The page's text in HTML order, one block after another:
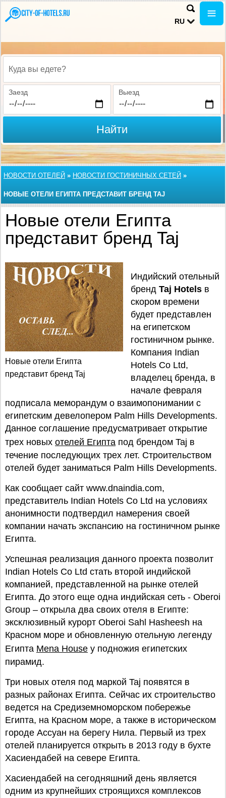
RU
Куда вы едете?
Заезд Выезд
Найти
НОВОСТИ ОТЕЛЕЙ » НОВОСТИ ГОСТИНИЧНЫХ СЕТЕЙ »
НОВЫЕ ОТЕЛИ ЕГИПТА ПРЕДСТАВИТ БРЕНД TAJ
Новые отели Египта
представит бренд Taj
Новые отели Египта
представит бренд Taj
Индийский отельный
бренд Taj Hotels в
скором времени
будет представлен
на египетском
гостиничном рынке.
Компания Indian
Hotels Co Ltd,
владелец бренда, в
начале февраля
подписала меморандум о взаимопонимании с
египетским девелопером Palm Hills Developments.
Данное соглашение предусматривает открытие
трех новых отелей Египта под брендом Taj в
течение последующих трех лет. Строительством
отелей будет заниматься Palm Hills Developments.
Как сообщает сайт www.dnaindia.com,
представитель Indian Hotels Co Ltd на условиях
анонимности подтвердил намерения своей
компании начать экспансию на гостиничном рынке
Египта.
Успешная реализация данного проекта позволит
Indian Hotels Co Ltd стать второй индийской
компанией, представленной на рынке отелей
Египта. До этого еще одна индийская сеть - Oberoi
Group – открыла два своих отеля в Египте:
эксклюзивный курорт Oberoi Sahl Hasheesh на
Красном море и обновленную отельную легенду
Египта Mena House у подножия египетских
пирамид.
Три новых отеля под маркой Taj появятся в
разных районах Египта. Сейчас их строительство
ведется на Средиземноморском побережье
Египта, на Красном море, а также в историческом
городе Ассуан на берегу Нила. Первый из трех
отелей планируется открыть в 2013 году в бухте
Хасиендабей на севере Египта.
Хасиендабей на сегодняшний день является
одним из крупнейших строящихся комплексов